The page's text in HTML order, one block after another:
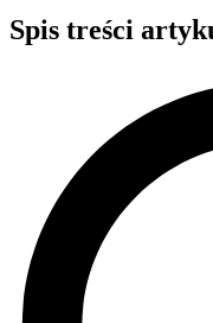
Spis treści